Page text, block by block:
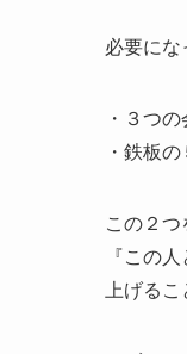
必要にな
・３つ
・鉄板
この２
『この
上げる